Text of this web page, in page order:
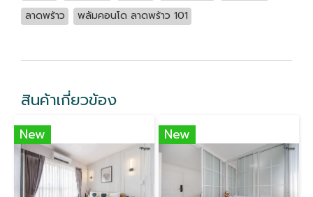
ลาดพร้าว
พลัมคอนโด ลาดพร้าว 101
สินค้าเกี่ยวข้อง
New New